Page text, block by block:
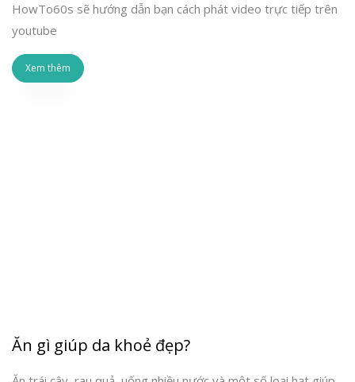
HowTo60s sẽ hướng dẫn bạn cách phát video trực tiếp trên
youtube
Xem thêm
Ăn gì giúp da khoẻ đẹp?